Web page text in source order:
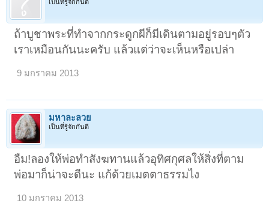
เป็นที่รู้จักกันดี
ถ้าบูชาพระที่ทำจากกระดูกผีก็มีเดินตามอยู่รอบๆตัว
เราเหมือนกันนะครับ แล้วแต่ว่าจะเห็นหรือเปล่า
9 มกราคม 2013
มหาละลวย
เป็นที่รู้จักกันดี
อืม!ลองให้พ่อทำสังฆทานแล้วอุทิศกุศลให้สิ่งที่ตาม
พ่อมาก็น่าจะดีนะ แก้ด้วยเมตตาธรรมไง
10 มกราคม 2013